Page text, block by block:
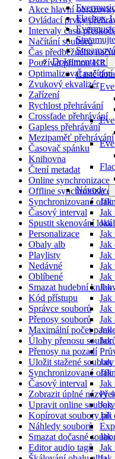
Flacbox
Dokumentace
Časté
Návody
Jak
Jak
Jak
Jak
Jak
Jak
Jak
Jak
Jak
Jak
Jak
Jak
Jak
Jak
Jak
Jak
Jak
Jak
Jak
Jak
Akce hlavní
Ovládací prvky
Intervaly času
Načítání souborů
Čas předběžného
Používat přímou URL
Optimalizovat načítání
Zvukový ekvalizér
Zařízení
Rychlost přehrávání
Crossfade přehrávání
Gapless přehrávání
Mezipaměť přehrávání
Časovač spánku
Knihovna
Čtení metadat
Online synchronizace
Offline synchronizace
Synchronizované
Časový interval
Spustit skenování
Personalizace
Obaly alb
Playlisty
Nedávné
Oblíbené
Smazat hudební
Kód přístupu
Správce souborů
Přenosy souborů
Maximální počet
Úlohy přenosu
Přenosy na pozadí
Uložit stažené
Synchronizované
Časový interval
Zobrazit úplné názvy
Upravit online soubory
Kopírovat soubory při
Náhledy souborů
Smazat dočasné
Editor audio tagů